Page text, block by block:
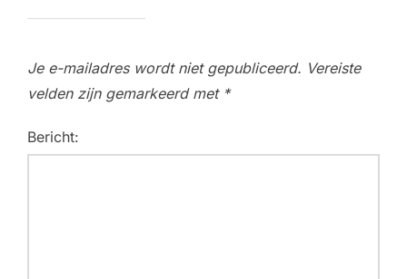
Je e-mailadres wordt niet gepubliceerd. Vereiste
velden zijn gemarkeerd met *
Bericht: